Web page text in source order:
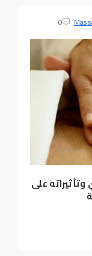
0
على